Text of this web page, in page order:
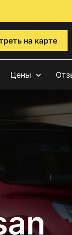
на карте
Цены